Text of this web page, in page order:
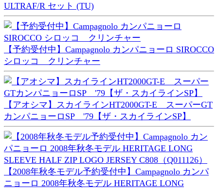
ULTRAF/R セット (TU)
【予約受付中】Campagnolo カンパニョーロ SIROCCO
シロッコ クリンチャー
【アオシマ】スカイラインHT2000GT-E スーパーGT
カンパニョーロSP '79【ザ・スカイラインSP】
【2008年秋冬モデル予約受付中】Campagnolo カンパ
ニョーロ 2008年秋冬モデル HERITAGE LONG